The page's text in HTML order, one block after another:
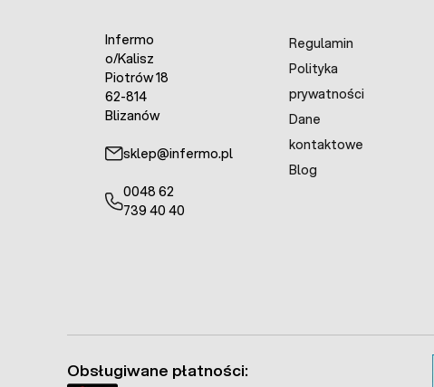
Infermo
o/Kalisz
Piotrów 18
62-814
Blizanów
sklep@infermo.pl
0048 62
739 40 40
Regulamin
Polityka
prywatności
Dane
kontaktowe
Blog
Obsługiwane płatności: